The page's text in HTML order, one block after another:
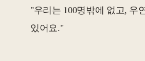
"우리는 100명밖에 없고, 우
있어요."